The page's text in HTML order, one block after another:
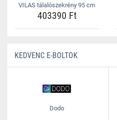
VILAS tálalószekrény 95 cm
403390 Ft
KEDVENC E-BOLTOK
Dodo